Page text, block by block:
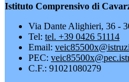
Istituto Comprensivo di
Via Dante Alighieri, 36 -
Tel: tel. +39 0426 51114
Email:
PEC:
C.F.: 91021080279